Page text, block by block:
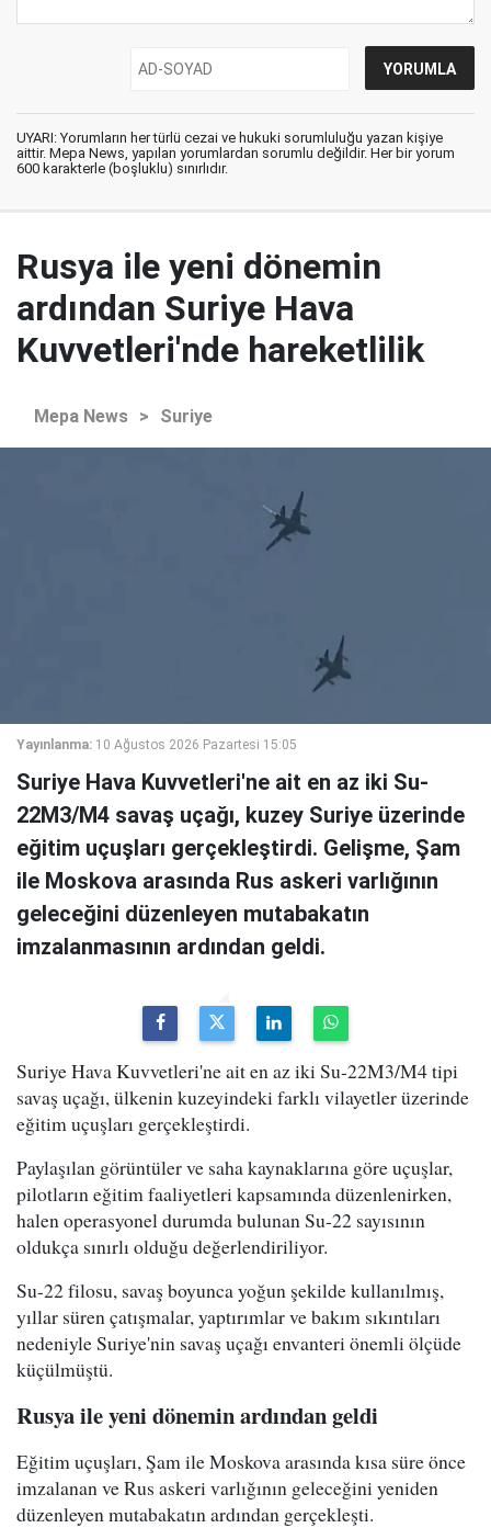
UYARI: Yorumların her türlü cezai ve hukuki sorumluluğu yazan kişiye
aittir. Mepa News, yapılan yorumlardan sorumlu değildir. Her bir yorum
600 karakterle (boşluklu) sınırlıdır.
Rusya ile yeni dönemin
ardından Suriye Hava
Kuvvetleri'nde hareketlilik
Mepa News > Suriye
Yayınlanma: 10 Ağustos 2026 Pazartesi 15:05
Suriye Hava Kuvvetleri'ne ait en az iki Su-
22M3/M4 savaş uçağı, kuzey Suriye üzerinde
eğitim uçuşları gerçekleştirdi. Gelişme, Şam
ile Moskova arasında Rus askeri varlığının
geleceğini düzenleyen mutabakatın
imzalanmasının ardından geldi.
Suriye Hava Kuvvetleri'ne ait en az iki Su-22M3/M4 tipi
savaş uçağı, ülkenin kuzeyindeki farklı vilayetler üzerinde
eğitim uçuşları gerçekleştirdi.
Paylaşılan görüntüler ve saha kaynaklarına göre uçuşlar,
pilotların eğitim faaliyetleri kapsamında düzenlenirken,
halen operasyonel durumda bulunan Su-22 sayısının
oldukça sınırlı olduğu değerlendiriliyor.
Su-22 filosu, savaş boyunca yoğun şekilde kullanılmış,
yıllar süren çatışmalar, yaptırımlar ve bakım sıkıntıları
nedeniyle Suriye'nin savaş uçağı envanteri önemli ölçüde
küçülmüştü.
Rusya ile yeni dönemin ardından geldi
Eğitim uçuşları, Şam ile Moskova arasında kısa süre önce
imzalanan ve Rus askeri varlığının geleceğini yeniden
düzenleyen mutabakatın ardından gerçekleşti.